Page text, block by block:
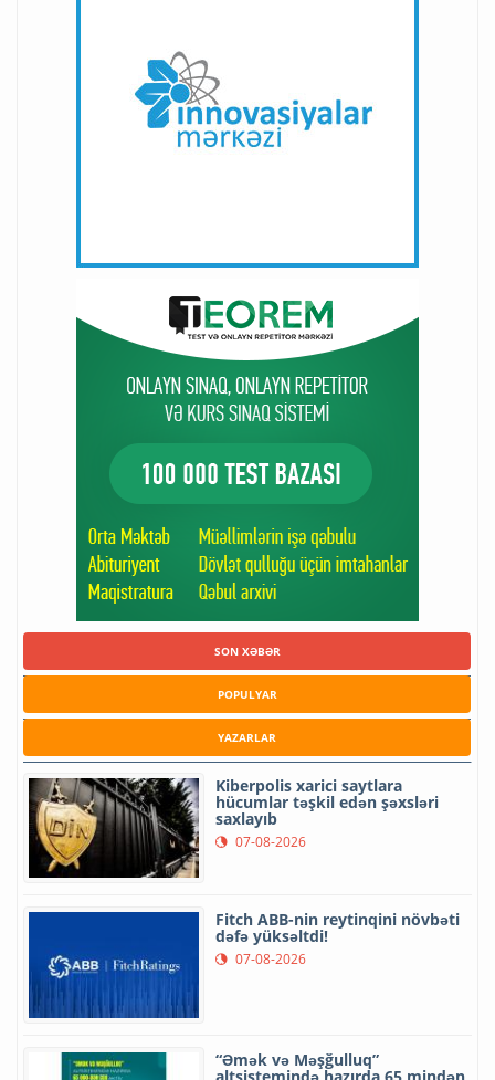
SON XƏBƏR
POPULYAR
YAZARLAR
Kiberpolis xarici saytlara
hücumlar təşkil edən şəxsləri
saxlayıb
07-08-2026
Fitch ABB-nin reytinqini növbəti
dəfə yüksəltdi!
07-08-2026
“Əmək və Məşğulluq”